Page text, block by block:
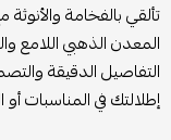
تألقي بالفخامة
المعدن الذهبي اللامع
التفاصيل الدقيقة
إطلالتك في المناسبات أو